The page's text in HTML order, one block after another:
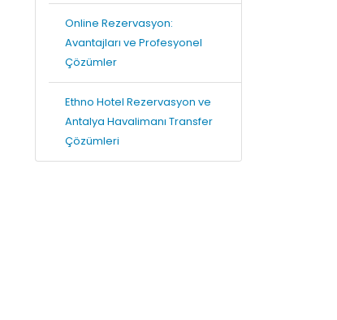
Online Rezervasyon:
Avantajları ve Profesyonel
Çözümler
Ethno Hotel Rezervasyon ve
Antalya Havalimanı Transfer
Çözümleri